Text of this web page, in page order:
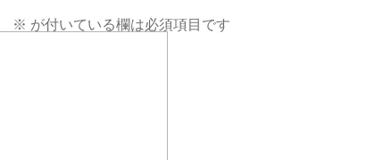
※ が付いている欄は必須項目です